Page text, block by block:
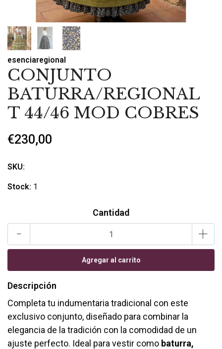
esenciaregional
CONJUNTO
BATURRA/REGIONAL
T 44/46 MOD COBRES
€230,00
SKU:
Stock: 1
Cantidad
- +
Descripción
Completa tu indumentaria tradicional con este
exclusivo conjunto, diseñado para combinar la
elegancia de la tradición con la comodidad de un
ajuste perfecto. Ideal para vestir como baturra,